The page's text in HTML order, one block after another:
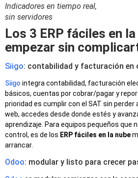
Indicadores en tiempo real,
sin servidores
Los 3 ERP fáciles en
empezar sin
Siigo: contabilidad y facturación en
Siigo integra contabilidad, facturación
básicos, cuentas por cobrar/pagar y
prioridad es cumplir con el SAT sin perder
web, accedes desde donde estés y
aprendizaje. Para equipos pequeños que
control, es de los ERP fáciles en la nube
arrancar.
Odoo: modular y listo para crecer